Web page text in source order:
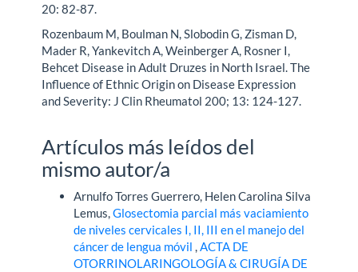
20: 82-87.
Rozenbaum M, Boulman N, Slobodin G, Zisman D,
Mader R, Yankevitch A, Weinberger A, Rosner I,
Behcet Disease in Adult Druzes in North Israel. The
Influence of Ethnic Origin on Disease Expression
and Severity: J Clin Rheumatol 200; 13: 124-127.
Artículos más leídos del
mismo autor/a
Arnulfo Torres Guerrero, Helen Carolina Silva
Lemus,Glosectomia parcial más vaciamiento
de niveles cervicales I, II, III en el manejo del
cáncer de lengua móvil,ACTA DE
OTORRINOLARINGOLOGÍA & CIRUGÍA DE